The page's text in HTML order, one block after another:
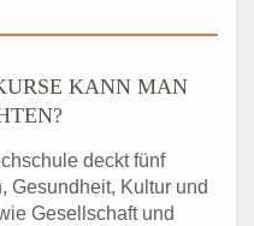
KANN MAN
deckt fünf
Gesundheit, Kultur und
Gesellschaft und